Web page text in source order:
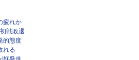
疲れか
戦敗退
的態度
れる